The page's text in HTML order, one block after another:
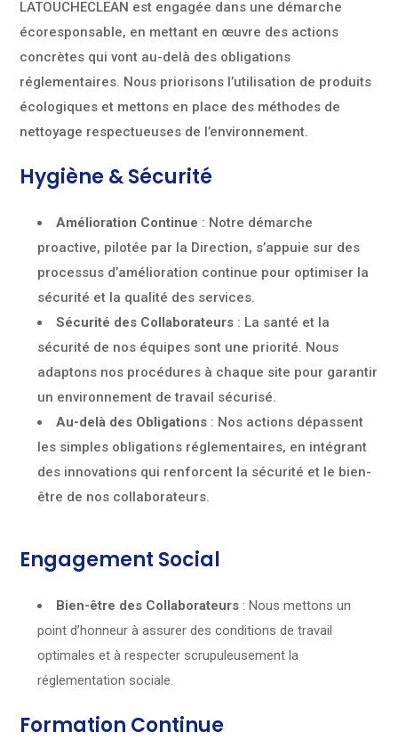
LATOUCHECLEAN est engagée dans une démarche
écoresponsable, en mettant en œuvre des actions
concrètes qui vont au-delà des obligations
réglementaires. Nous priorisons l’utilisation de produits
écologiques et mettons en place des méthodes de
nettoyage respectueuses de l’environnement.
Hygiène & Sécurité
Amélioration Continue : Notre démarche
proactive, pilotée par la Direction, s’appuie sur des
processus d’amélioration continue pour optimiser la
sécurité et la qualité des services.
Sécurité des Collaborateurs : La santé et la
sécurité de nos équipes sont une priorité. Nous
adaptons nos procédures à chaque site pour garantir
un environnement de travail sécurisé.
Au-delà des Obligations : Nos actions dépassent
les simples obligations réglementaires, en intégrant
des innovations qui renforcent la sécurité et le bien-
être de nos collaborateurs.
Engagement Social
Bien-être des Collaborateurs : Nous mettons un
point d’honneur à assurer des conditions de travail
optimales et à respecter scrupuleusement la
réglementation sociale.
Formation Continue